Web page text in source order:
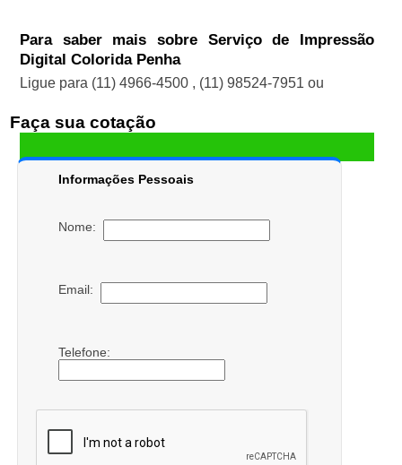
Para saber mais sobre Serviço de Impressão
Digital Colorida Penha
Ligue para (11) 4966-4500 , (11) 98524-7951 ou
Faça sua cotação
Informações Pessoais
Nome:
Email:
Telefone: